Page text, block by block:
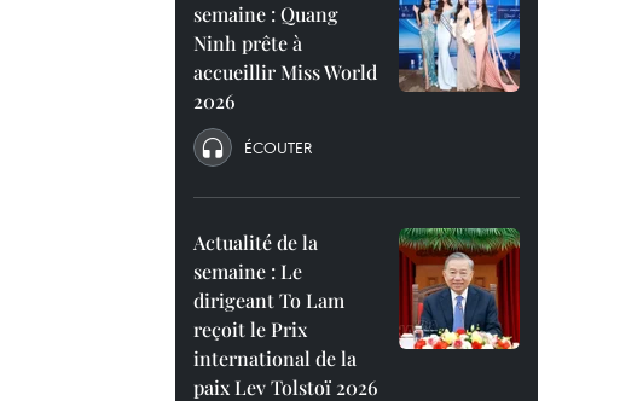
semaine : Quang
Ninh prête à
accueillir Miss World
2026
ÉCOUTER
Actualité de la
semaine : Le
dirigeant To Lam
reçoit le Prix
international de la
paix Lev Tolstoï 2026